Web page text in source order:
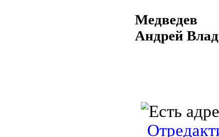
Медведев
Андрей